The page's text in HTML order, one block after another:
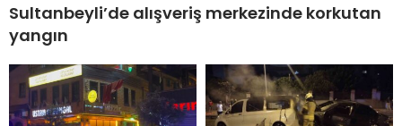
Sultanbeyli’de alışveriş merkezinde korkutan
yangın